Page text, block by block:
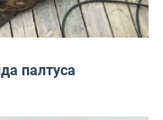
палтуса